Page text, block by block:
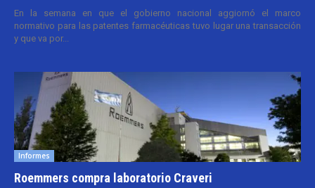
En la semana en que el gobierno nacional aggiornó el marco
normativo para las patentes farmacéuticas tuvo lugar una transacción
y que va por...
Informes
Roemmers compra laboratorio Craveri